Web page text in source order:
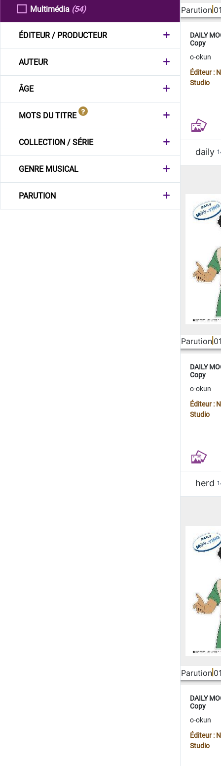
Multimédia (54)
ÉDITEUR / PRODUCTEUR
AUTEUR
ÂGE
MOTS DU TITRE
COLLECTION / SÉRIE
GENRE MUSICAL
PARUTION
Parution
DAILY
Copy
o-okun
Éditeur :
Studio
daily
Parution
DAILY
Copy
o-okun
Éditeur :
Studio
herd
Parution
DAILY
Copy
o-okun
Éditeur :
Studio